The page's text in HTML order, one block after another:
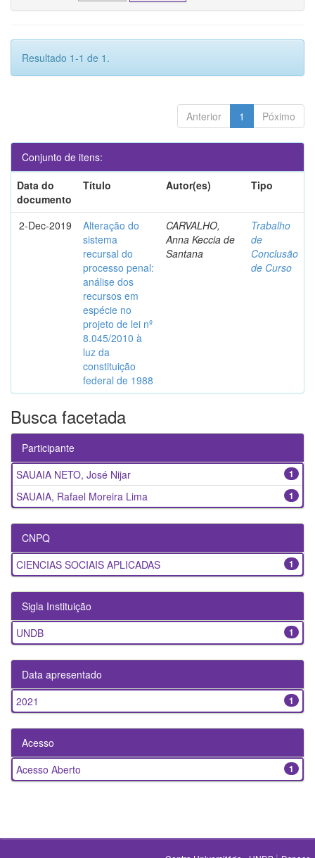
Resultado 1-1 de 1.
Anterior 1 Póximo
Conjunto de itens:
Data do
documento
Título Autor(es) Tipo
2-Dec-2019
Alteração do
sistema
recursal do
processo penal:
análise dos
recursos em
espécie no
projeto de lei nº
8.045/2010 à
luz da
constituição
federal de 1988
CARVALHO,
Anna Keccia de
Santana
Trabalho
de
Conclusão
de Curso
Busca facetada
Participante
1
SAUAIA NETO, José Nijar
1
SAUAIA, Rafael Moreira Lima
CNPQ
1
CIENCIAS SOCIAIS APLICADAS
Sigla Instituição
1
UNDB
Data apresentado
1
2021
Acesso
1
Acesso Aberto